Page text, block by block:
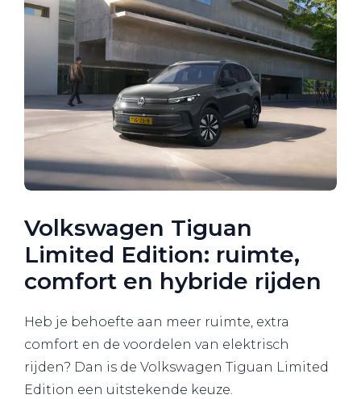
Volkswagen Tiguan
Limited Edition: ruimte,
comfort en hybride rijden
Heb je behoefte aan meer ruimte, extra
comfort en de voordelen van elektrisch
rijden? Dan is de Volkswagen Tiguan Limited
Edition een uitstekende keuze.